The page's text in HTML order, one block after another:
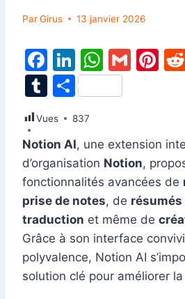
ParGirus 13 janvier 2026
F
a
c
e
b
o
o
k
Li
n
k
e
dI
n
W
h
at
A
p
p
G
Pi
st
T
m
bl
r
P
ar
ta
g
er
Vues 837
Notion AI, une extension
d’organisation Notion,
fonctionnalités avancées de
prise de notes, de
traduction et même de
Grâce à son interface
polyvalence, Notion AI
solution clé pour améliorer